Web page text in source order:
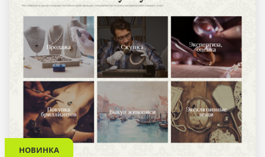
НОВИНКА